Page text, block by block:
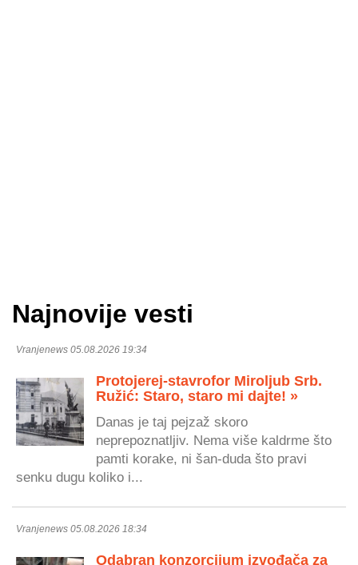
Najnovije vesti
Vranjenews 05.08.2026 19:34
Protojerej-stavrofor Miroljub Srb.
Ružić: Staro, staro mi dajte! »
Danas je taj pejzaž skoro
neprepoznatljiv. Nema više kaldrme što
pamti korake, ni šan-duda što pravi
senku dugu koliko i...
Vranjenews 05.08.2026 18:34
Odabran konzorcijum izvođača za